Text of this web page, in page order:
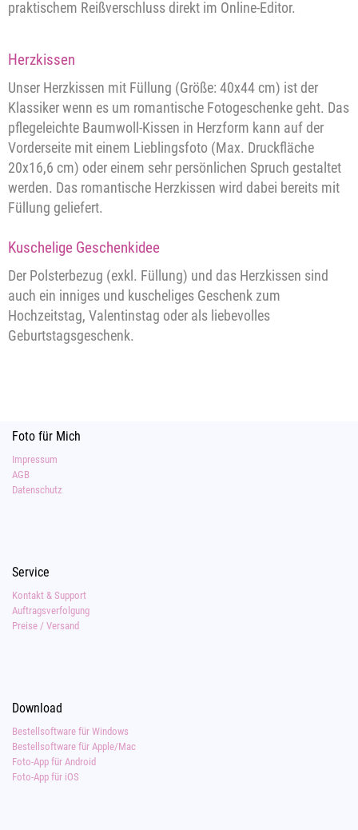
praktischem Reißverschluss direkt im Online-Editor.
Herzkissen
Unser Herzkissen mit Füllung (Größe: 40x44 cm) ist der
Klassiker wenn es um romantische Fotogeschenke geht. Das
pflegeleichte Baumwoll-Kissen in Herzform kann auf der
Vorderseite mit einem Lieblingsfoto (Max. Druckfläche
20x16,6 cm) oder einem sehr persönlichen Spruch gestaltet
werden. Das romantische Herzkissen wird dabei bereits mit
Füllung geliefert.
Kuschelige Geschenkidee
Der Polsterbezug (exkl. Füllung) und das Herzkissen sind
auch ein inniges und kuscheliges Geschenk zum
Hochzeitstag, Valentinstag oder als liebevolles
Geburtstagsgeschenk.
Foto für Mich
Impressum
AGB
Datenschutz
Service
Kontakt & Support
Auftragsverfolgung
Preise / Versand
Download
Bestellsoftware für Windows
Bestellsoftware für Apple/Mac
Foto-App für Android
Foto-App für iOS